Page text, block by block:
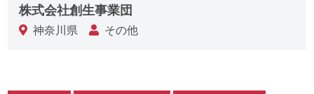
株式会社創生事業団
神奈川県 その他